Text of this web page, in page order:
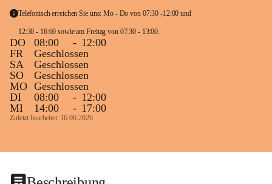
Telefonisch erreichen Sie uns: Mo - Do von 07:30 -12:00 und
DO 08:00 - 12:00
FR
Geschlossen
SA
Geschlossen
SO
Geschlossen
MO Geschlossen
DI
08:00 - 12:00
MI
14:00 - 17:00
Zuletzt bearbeitet: 16.06.2026